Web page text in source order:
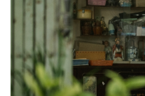
(What’s Wrong?)